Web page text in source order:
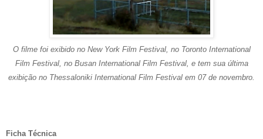
O filme foi exibido no New York Film Festival, no Toronto International
Film Festival, no Busan International Film Festival, e tem sua última
exibição no Thessaloniki International Film Festival em 07 de novembro.
Ficha Técnica